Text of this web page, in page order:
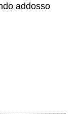
addosso